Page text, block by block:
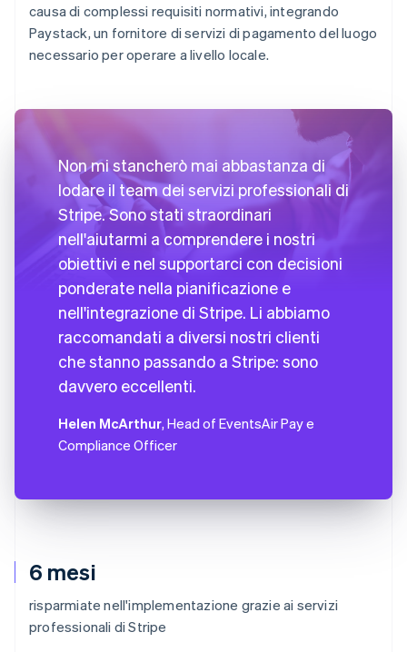
6 mesi
risparmiate nell'implementazione grazie ai servizi
professionali di Stripe
causa di complessi requisiti normativi, integrando
Paystack, un fornitore di servizi di pagamento del luogo
necessario per operare a livello locale.
Non mi stancherò mai abbastanza di
lodare il team dei servizi professionali di
Stripe. Sono stati straordinari
nell'aiutarmi a comprendere i nostri
obiettivi e nel supportarci con decisioni
ponderate nella pianificazione e
nell'integrazione di Stripe. Li abbiamo
raccomandati a diversi nostri clienti
che stanno passando a Stripe: sono
davvero eccellenti.
Helen McArthur, Head of EventsAir Pay e
Compliance Officer